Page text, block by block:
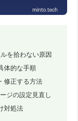
を拾わない原因
体的な手順
修正する方法
ジの設定見直し
対処法